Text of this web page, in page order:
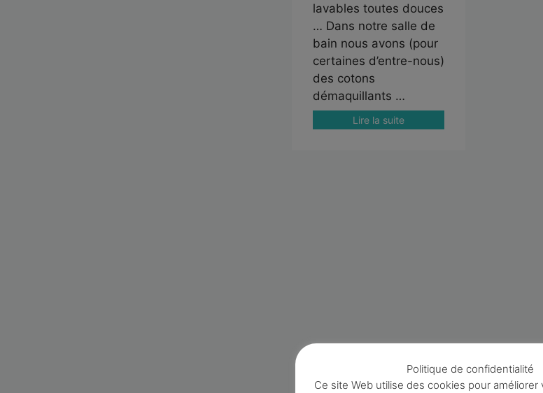
lavables toutes douces
… Dans notre salle de
bain nous avons (pour
certaines d’entre-nous)
des cotons
démaquillants …
Lire la suite
Politique de confidentialité
Ce site Web utilise des cookies pour